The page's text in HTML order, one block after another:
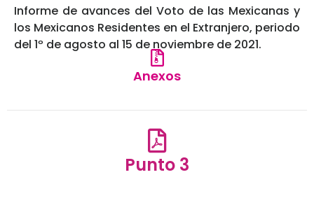
Informe de avances del Voto de las Mexicanas y
los Mexicanos Residentes en el Extranjero, periodo
del 1º de agosto al 15 de noviembre de 2021.
Anexos
Punto 3